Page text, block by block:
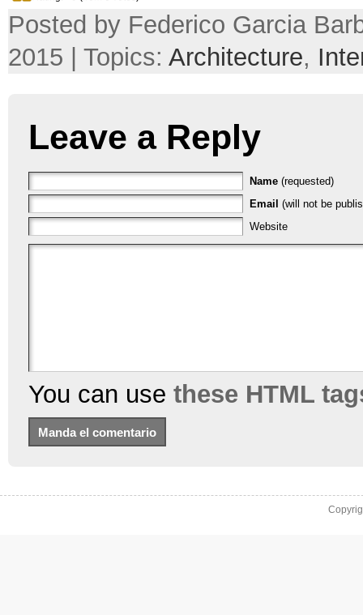
Posted by Federico Garcia
2015 | Topics: Architecture,
Leave a Reply
Name (requested)
Email (will not be
Website
You can use these HTML